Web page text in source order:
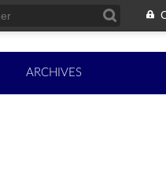
ARCHIVES